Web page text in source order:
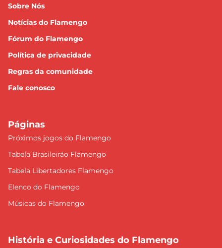
Sobre Nós
Notícias do Flamengo
Fórum do Flamengo
Política de privacidade
Regras da comunidade
Fale conosco
Páginas
Próximos jogos do Flamengo
Tabela Brasileirão Flamengo
Tabela Libertadores Flamengo
Elenco do Flamengo
Músicas do Flamengo
História e Curiosidades do Flamengo